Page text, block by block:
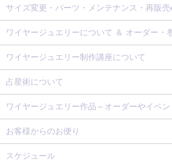
サイズ変更・パーツ・メンテナンス・再販
ワイヤージュエリーについて ＆ オーダー・
ワイヤージュエリー制作講座について
占星術について
ワイヤージュエリー作品～オーダーやイベン
お客様からのお便り
スケジュール